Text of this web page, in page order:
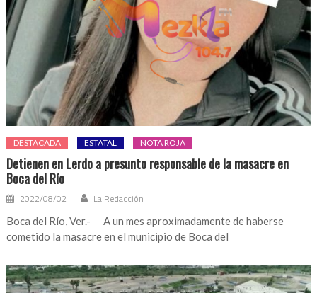
DESTACADA ESTATAL NOTA ROJA
Detienen en Lerdo a presunto responsable de la masacre en
Boca del Río
2022/08/02 La Redacción
Boca del Río, Ver.- A un mes aproximadamente de haberse
cometido la masacre en el municipio de Boca del